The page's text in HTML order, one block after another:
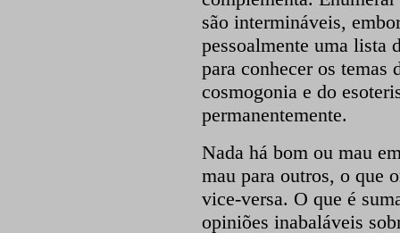
são intermináveis,
pessoalmente uma lista
para conhecer os
cosmogonia e do
permanentemente.
Nada há bom ou mau
mau para outros, o que
vice-versa. O que é
opiniões inabaláveis